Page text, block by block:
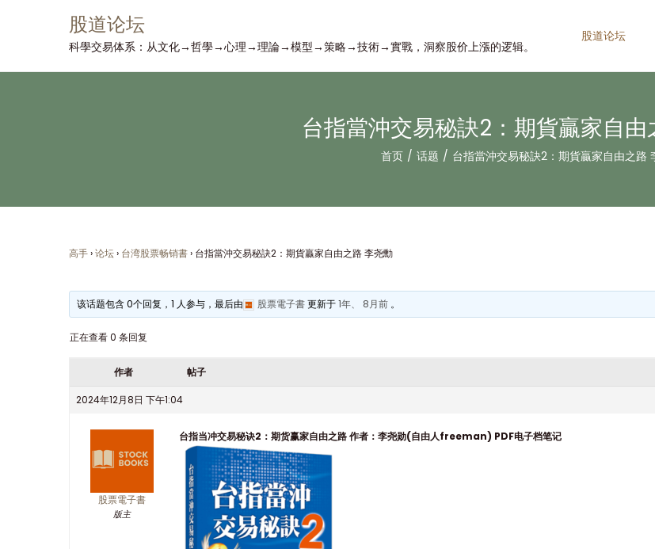
转
跳
股道论坛
科學交易体系：从文化→哲學→心理→理論→模型→策略→技術→實戰，洞察股价上漲的逻辑。
股道论坛
台指當沖交易秘訣2：期貨贏家自由
首页 / 话题 / 台指當沖交易秘訣2：期貨贏家自由之路
高手›论坛› 台湾股票畅销書› 台指當沖交易秘訣2：期貨贏家自由之路 李尧勳
该话题包含 0个回复，1 人参与，最后由 股票電子書更新于1年、 8月前 。
正在查看 0 条回复
作者 帖子
2024年12月8日 下午1:04
股票電子書
版主
台指当冲交易秘诀2：期货赢家自由之路 作者：李尧勋(自由人freeman) PDF电子档笔记